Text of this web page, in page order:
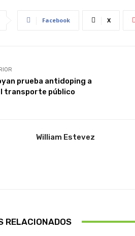
Facebook X
prueba antidoping a
transporte público
William Estevez
RELACIONADOS